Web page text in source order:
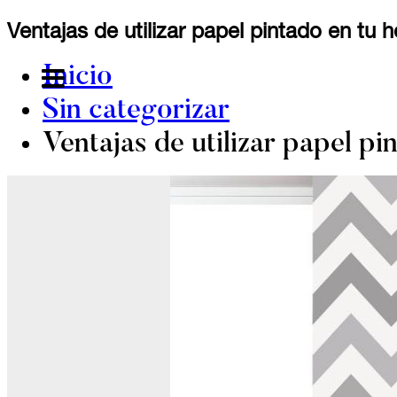
Saltar
al
Ventajas de utilizar papel pintado en tu
Inicio
Sin categorizar
Ventajas de utilizar papel
MENU